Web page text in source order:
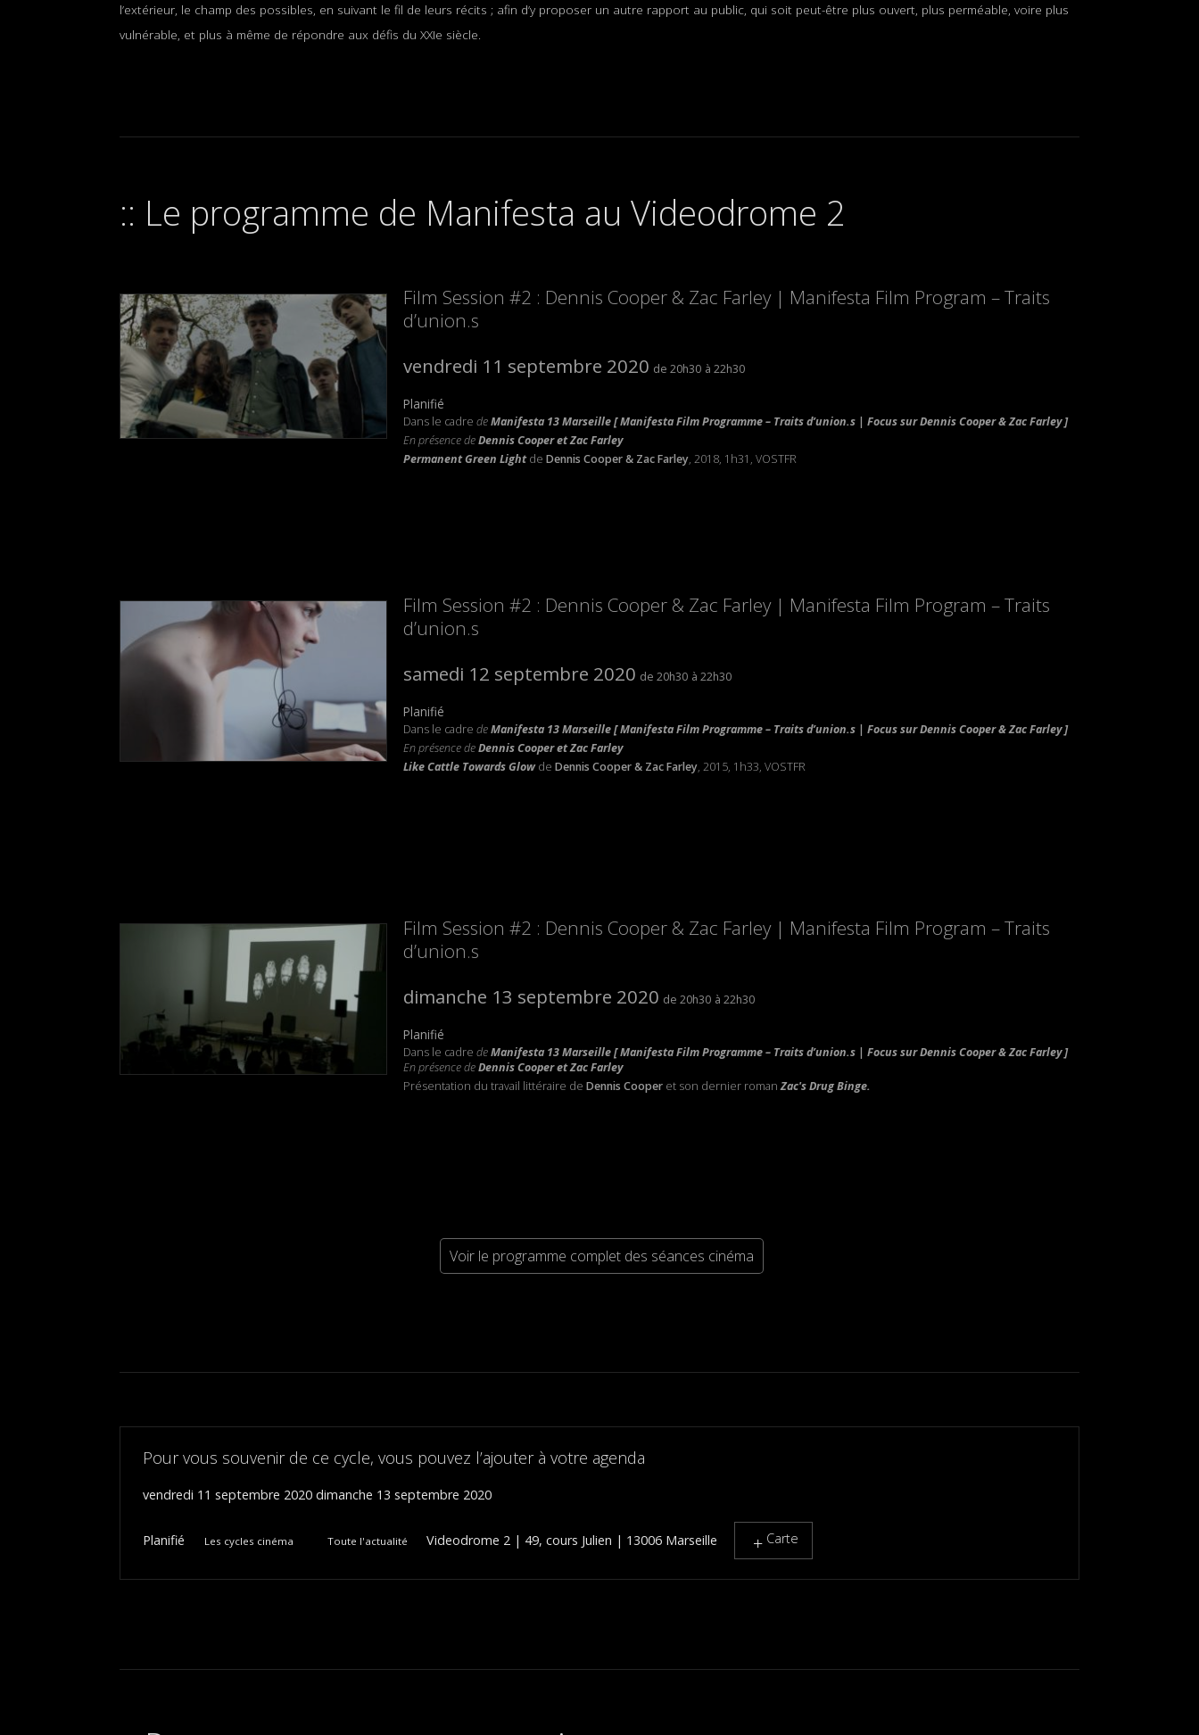
l’extérieur, le champ des possibles, en suivant le fil de leurs récits ; afin d’y proposer un autre rapport au public, qui soit peut-être plus ouvert, plus perméable, voire plus
vulnérable, et plus à même de répondre aux défis du XXIe siècle.
Le programme de Manifesta au Videodrome 2
Film Session #2 : Dennis Cooper & Zac Farley | Manifesta Film Program – Traits
d’union.s
vendredi 11 septembre 2020
20h30 22h30
Planifié
Dans le cadre deManifesta 13 Marseille [ Manifesta Film Programme – Traits d’union.s | Focus sur Dennis Cooper & Zac Farley ]
En présence deDennis Cooperet Zac Farley
Permanent Green Lightde Dennis Cooper & Zac Farley, 2018, 1h31, VOSTFR
Film Session #2 : Dennis Cooper & Zac Farley | Manifesta Film Program – Traits
d’union.s
samedi 12 septembre 2020
20h30 22h30
Planifié
Dans le cadre deManifesta 13 Marseille [ Manifesta Film Programme – Traits d’union.s | Focus sur Dennis Cooper & Zac Farley ]
En présence deDennis Cooperet Zac Farley
Like Cattle Towards Glow de Dennis Cooper & Zac Farley, 2015, 1h33, VOSTFR
Film Session #2 : Dennis Cooper & Zac Farley | Manifesta Film Program – Traits
d’union.s
dimanche 13 septembre 2020
20h30 22h30
Planifié
Dans le cadre deManifesta 13 Marseille [ Manifesta Film Programme – Traits d’union.s | Focus sur Dennis Cooper & Zac Farley ]
En présence deDennis Cooperet Zac Farley
Présentation du travail littéraire de Dennis Cooperet son dernier romanZac's Drug Binge.
Voir le programme complet des séances cinéma
Pour vous souvenir de ce cycle, vous pouvez l’ajouter à votre agenda
vendredi 11 septembre 2020dimanche 13 septembre 2020
Planifié Les cycles cinéma Toute l'actualité Videodrome 2 | 49, cours Julien | 13006 Marseille Carte